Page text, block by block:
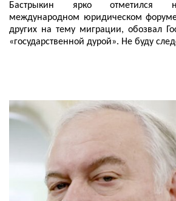
Бастрыкин ярко отметился
международном юридическом
других на тему миграции, обозвал
«государственной дурой». Не буду